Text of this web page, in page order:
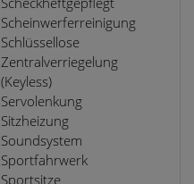
Scheinwerferreinigung
Schlüssellose
Zentralverriegelung
(Keyless)
Servolenkung
Sitzheizung
Soundsystem
Sportfahrwerk
Sportsitze